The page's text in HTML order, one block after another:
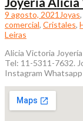
9 agosto, 2021 Joyas,
comercial, Cristales,
Leiras
Alicia Victoria
Tel: 11-5311-7632.
Instagram